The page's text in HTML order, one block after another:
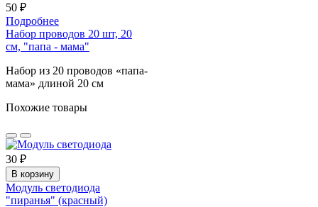
50 ₽
Подробнее
Набор проводов 20 шт, 20
см, "папа - мама"
Набор из 20 проводов «папа-
мама» длиной 20 см
Похожие товары
30 ₽
В корзину
Модуль светодиода
"пиранья" (красный)